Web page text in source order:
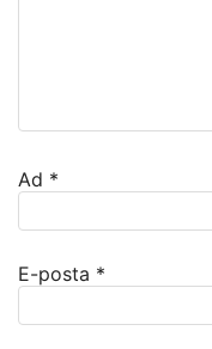
Ad *
E-posta *